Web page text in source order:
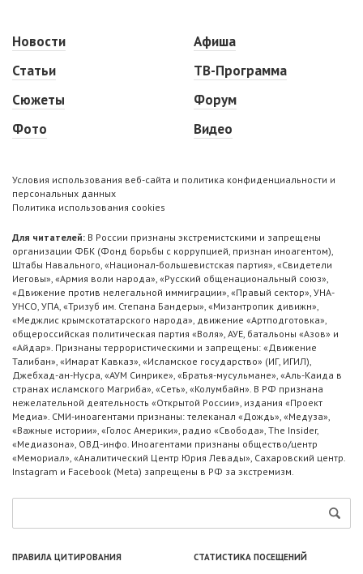
Новости
Статьи
Сюжеты
Фото
Афиша
ТВ-Программа
Форум
Видео
Условия использования веб-сайта и политика конфиденциальности и
персональных данных
Политика использования cookies
Для читателей: В России признаны экстремистскими и запрещены
организации ФБК (Фонд борьбы с коррупцией, признан иноагентом),
Штабы Навального, «Национал-большевистская партия», «Свидетели
Иеговы», «Армия воли народа», «Русский общенациональный союз»,
«Движение против нелегальной иммиграции», «Правый сектор», УНА-
УНСО, УПА, «Тризуб им. Степана Бандеры», «Мизантропик дивижн»,
«Меджлис крымскотатарского народа», движение «Артподготовка»,
общероссийская политическая партия «Воля», АУЕ, батальоны «Азов» и
«Айдар». Признаны террористическими и запрещены: «Движение
Талибан», «Имарат Кавказ», «Исламское государство» (ИГ, ИГИЛ),
Джебхад-ан-Нусра, «АУМ Синрике», «Братья-мусульмане», «Аль-Каида в
странах исламского Магриба», «Сеть», «Колумбайн». В РФ признана
нежелательной деятельность «Открытой России», издания «Проект
Медиа». СМИ-иноагентами признаны: телеканал «Дождь», «Медуза»,
«Важные истории», «Голос Америки», радио «Свобода», The Insider,
«Медиазона», ОВД-инфо. Иноагентами признаны общество/центр
«Мемориал», «Аналитический Центр Юрия Левады», Сахаровский центр.
Instagram и Facebook (Metа) запрещены в РФ за экстремизм.
ПРАВИЛА ЦИТИРОВАНИЯ СТАТИСТИКА ПОСЕЩЕНИЙ